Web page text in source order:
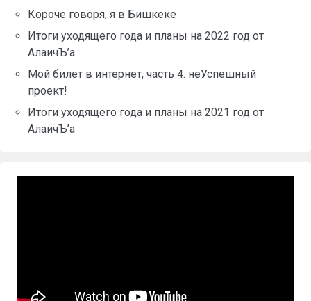
Короче говоря, я в Бишкеке
Итоги уходящего года и планы на 2022 год от
АлаичЪ’а
Мой билет в интернет, часть 4. неУспешный
проект!
Итоги уходящего года и планы на 2021 год от
АлаичЪ’а